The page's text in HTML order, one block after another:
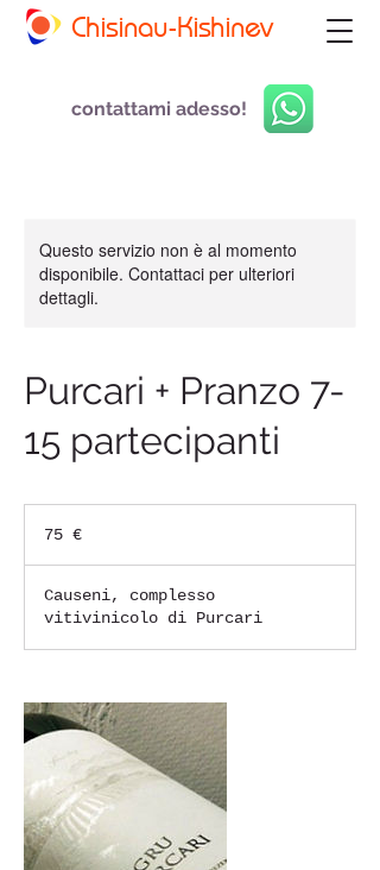
Chisinau-Kishinev
contattami adesso!
Questo servizio non è al momento
disponibile. Contattaci per ulteriori
dettagli.
Purcari + Pranzo 7-
15 partecipanti
75 €
Causeni, complesso
vitivinicolo di Purcari